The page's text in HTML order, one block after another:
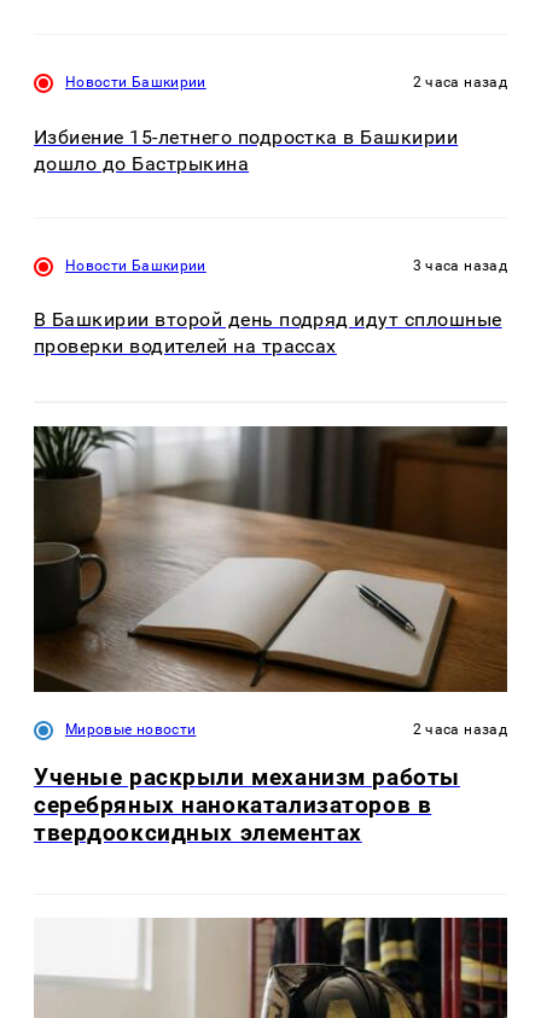
Новости Башкирии 2 часа назад
Избиение 15-летнего подростка в Башкирии
дошло до Бастрыкина
Новости Башкирии 3 часа назад
В Башкирии второй день подряд идут сплошные
проверки водителей на трассах
Мировые новости 2 часа назад
Ученые раскрыли механизм работы
серебряных нанокатализаторов в
твердооксидных элементах